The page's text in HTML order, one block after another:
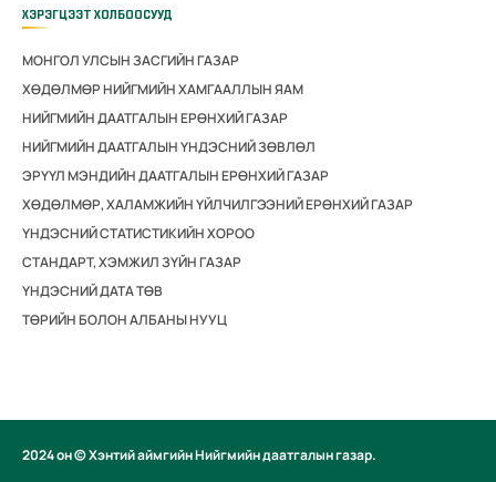
ХЭРЭГЦЭЭТ ХОЛБООСУУД
МОНГОЛ УЛСЫН ЗАСГИЙН ГАЗАР
ХӨДӨЛМӨР НИЙГМИЙН ХАМГААЛЛЫН ЯАМ
НИЙГМИЙН ДААТГАЛЫН ЕРӨНХИЙ ГАЗАР
НИЙГМИЙН ДААТГАЛЫН ҮНДЭСНИЙ ЗӨВЛӨЛ
ЭРҮҮЛ МЭНДИЙН ДААТГАЛЫН ЕРӨНХИЙ ГАЗАР
ХӨДӨЛМӨР, ХАЛАМЖИЙН ҮЙЛЧИЛГЭЭНИЙ ЕРӨНХИЙ ГАЗАР
ҮНДЭСНИЙ СТАТИСТИКИЙН ХОРОО
СТАНДАРТ, ХЭМЖИЛ ЗҮЙН ГАЗАР
ҮНДЭСНИЙ ДАТА ТӨВ
ТӨРИЙН БОЛОН АЛБАНЫ НУУЦ
2024 он © Хэнтий аймгийн Нийгмийн даатгалын газар.